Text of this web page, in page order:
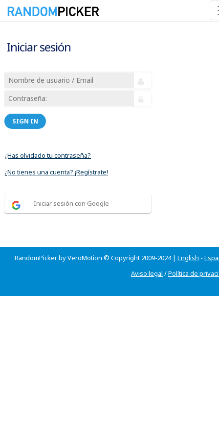
Iniciar sesión
SIGN IN
¿Has olvidado tu contraseña?
¿No tienes una cuenta? ¡Regístrate!
Iniciar sesión con Google
RandomPicker by VeroMotion © Copyright 2009-2024 | English -
Aviso legal /Política de